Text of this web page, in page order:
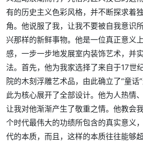
有的历史主义色彩风格，并不断探求着
角。他说服了我，让我不要被自我意识
兴那样的新鲜事物。他是一位真正意义
感，一步一步地发展室内装饰艺术，并
法。首先，他为我家选择了来自于17世
院的木刻浮雕艺术品，由此确立了“童话
此为核心展开了全部设计。他为人热情
让我对他渐渐产生了敬重之情。他教会
个时代最伟大的功绩所包含的真实意义
代的本质，而且，这样的本质往往能够